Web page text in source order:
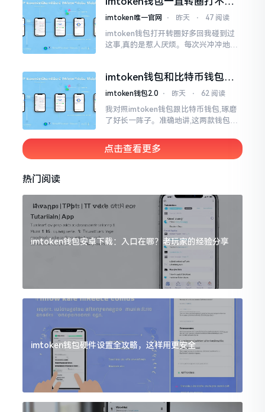
解决办法分享
imtoken唯一官网 ⋅ 昨天 ⋅ 47 阅读
imtoken钱包打开转圈好多回我碰到过
这事,真的是惹人厌烦。每次兴冲冲地开
大家说法不尽相同
imtoken钱包和比特币钱包，
谁更安全？老玩家来聊聊
imtoken钱包2.0 ⋅ 昨天 ⋅ 62 阅读
我对照imtoken钱包跟比特币钱包,琢磨
了好长一阵子。准确地讲,这两款钱包我
多链钱包,能支持多种数字货币,界面设计
挺美观
点击查看更多
热门阅读
imtoken钱包安卓下载：入口在哪？老玩家的经验分享
imtoken钱包硬件设置全攻略，这样用更安全